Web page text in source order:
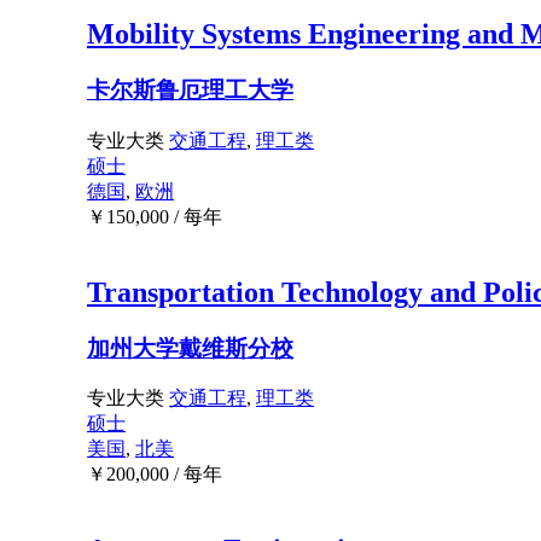
Mobility Systems Engineering and
卡尔斯鲁厄理工大学
专业大类 交通工程, 理工类
硕士
德国, 欧洲
￥ 150,000 / 每年
Transportation Technology and
加州大学戴维斯分校
专业大类 交通工程, 理工类
硕士
美国, 北美
￥ 200,000 / 每年